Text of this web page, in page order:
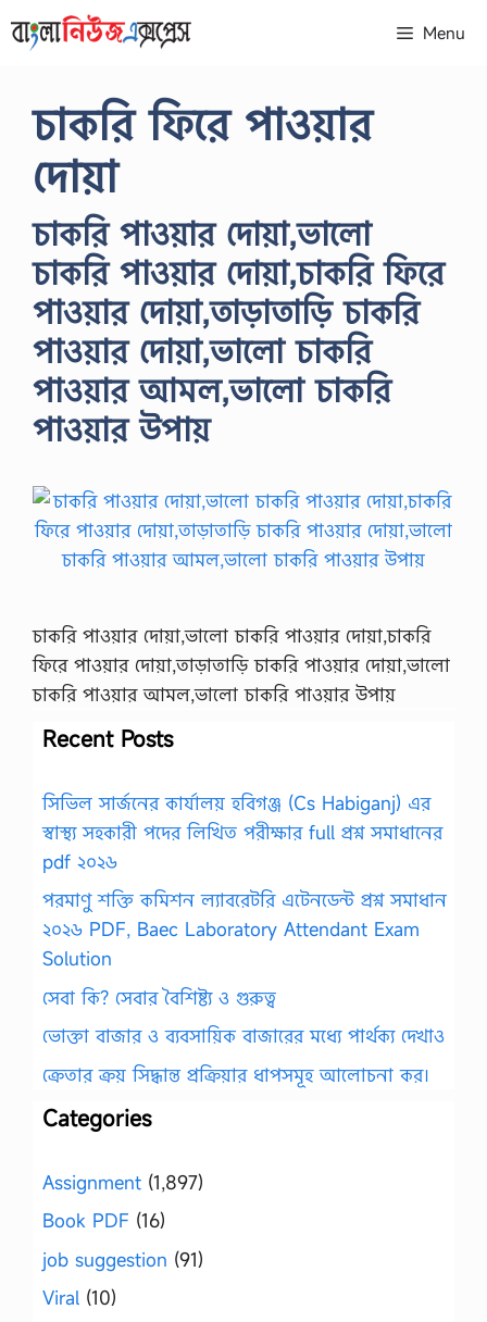
to
Menu
চাকরি ফিরে পাওয়ার
দোয়া
চাকরি পাওয়ার দোয়া,ভালো
চাকরি পাওয়ার দোয়া,চাকরি ফিরে
পাওয়ার দোয়া,তাড়াতাড়ি চাকরি
পাওয়ার দোয়া,ভালো চাকরি
পাওয়ার আমল,ভালো চাকরি
পাওয়ার উপায়
চাকরি পাওয়ার দোয়া,ভালো চাকরি পাওয়ার দোয়া,চাকরি
ফিরে পাওয়ার দোয়া,তাড়াতাড়ি চাকরি পাওয়ার দোয়া,ভালো
চাকরি পাওয়ার আমল,ভালো চাকরি পাওয়ার উপায়
Recent Posts
সিভিল সার্জনের কার্যালয় হবিগঞ্জ (Cs Habiganj) এর
স্বাস্থ্য সহকারী পদের লিখিত পরীক্ষার full প্রশ্ন সমাধানের
pdf ২০২৬
পরমাণু শক্তি কমিশন ল্যাবরেটরি এটেনডেন্ট প্রশ্ন সমাধান
২০২৬ PDF, Baec Laboratory Attendant Exam
Solution
সেবা কি? সেবার বৈশিষ্ট্য ও গুরুত্ব
ভোক্তা বাজার ও ব্যবসায়িক বাজারের মধ্যে পার্থক্য দেখাও
ক্রেতার ক্রয় সিদ্ধান্ত প্রক্রিয়ার ধাপসমূহ আলোচনা কর।
Categories
Assignment (1,897)
Book PDF (16)
job suggestion (91)
Viral (10)